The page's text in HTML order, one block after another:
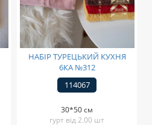
НАБІР ТУРЕЦЬКИЙ КУХНЯ
6КА №312
114067
30*50 см
гурт від 2.00 шт